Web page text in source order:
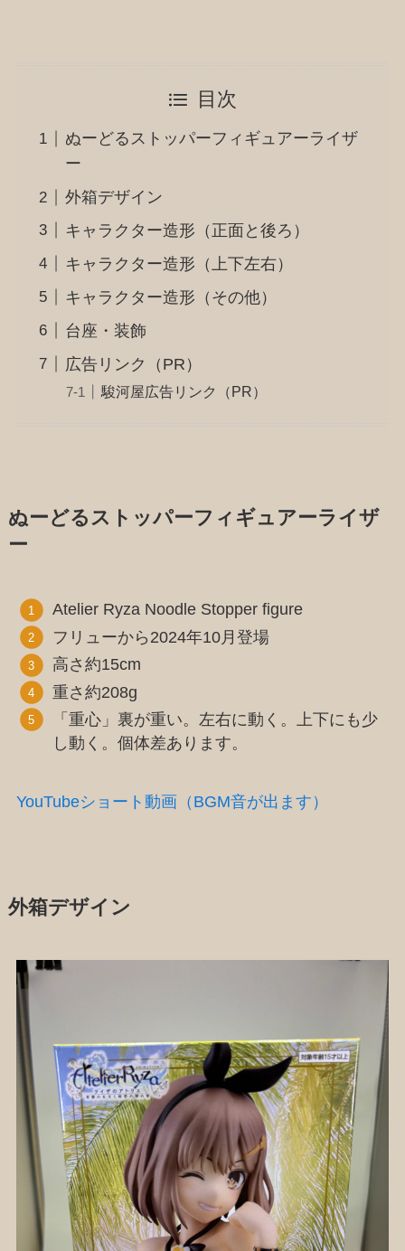
目次
ぬーどるストッパーフィギュアーライザ
ー
外箱デザイン
キャラクター造形（正面と後ろ）
キャラクター造形（上下左右）
キャラクター造形（その他）
台座・装飾
広告リンク（PR）
駿河屋広告リンク（PR）
ぬーどるストッパーフィギュアーライザ
ー
Atelier Ryza Noodle Stopper figure
フリューから2024年10月登場
高さ約15cm
重さ約208g
「重心」裏が重い。左右に動く。上下にも少
し動く。個体差あります。
YouTubeショート動画（BGM音が出 ます）
外箱デザイン